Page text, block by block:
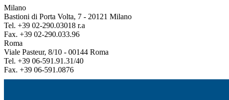
Milano
Bastioni di Porta Volta, 7 - 20121 Milano
Tel. +39 02-290.03018 r.a
Fax. +39 02-290.033.96
Roma
Viale Pasteur, 8/10 - 00144 Roma
Tel. +39 06-591.91.31/40
Fax. +39 06-591.0876